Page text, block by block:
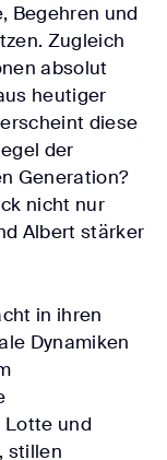
Begehren und
Zugleich
absolut
heutiger
diese
der
Generation?
nicht nur
Albert stärker
in ihren
Dynamiken
Lotte und
stillen